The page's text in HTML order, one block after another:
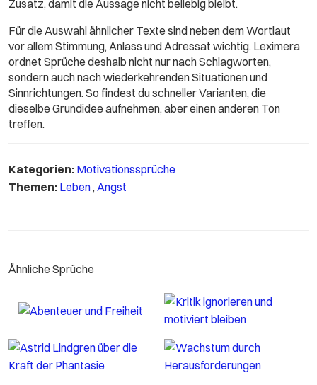
Zusatz, damit die Aussage nicht beliebig bleibt.
Für die Auswahl ähnlicher Texte sind neben dem Wortlaut
vor allem Stimmung, Anlass und Adressat wichtig. Leximera
ordnet Sprüche deshalb nicht nur nach Schlagworten,
sondern auch nach wiederkehrenden Situationen und
Sinnrichtungen. So findest du schneller Varianten, die
dieselbe Grundidee aufnehmen, aber einen anderen Ton
treffen.
Kategorien: Motivationssprüche
Themen: Leben , Angst
Ähnliche Sprüche